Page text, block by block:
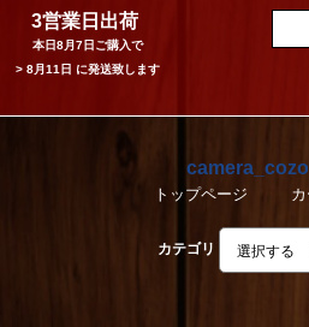
3営業日出荷
本日8月7日 ご購入で
> 8月11日 に発送致します
トップページ
カテゴリ